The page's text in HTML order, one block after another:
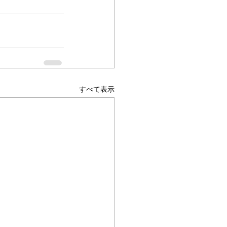
すべて表示